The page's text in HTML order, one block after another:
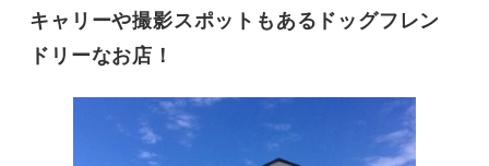
キャリーや撮影スポットもあるドッグフレン
ドリーなお店！